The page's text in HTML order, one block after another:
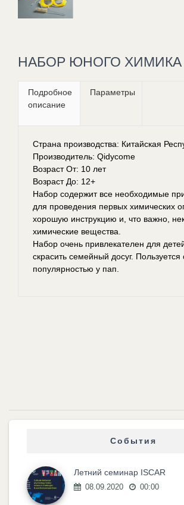
НАБОР ЮНОГО ХИМИКА
Подробное
описание
Параметры
Страна производства: Китайская
Производитель: Qidycome
Возраст От: 10 лет
Возраст До: 12+
Набор содержит все необходимые
для проведения первых химических
хорошую инструкцию и, что важно,
химические вещества.
Набор очень привлекателен для
скрасить семейный досуг. Пользуется
популярностью у пап.
События
Летний семинар ISCAR
08.09.2020 00:00